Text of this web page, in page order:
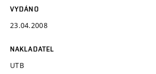
VYDÁNO
23.04.2008
NAKLADATEL
UTB